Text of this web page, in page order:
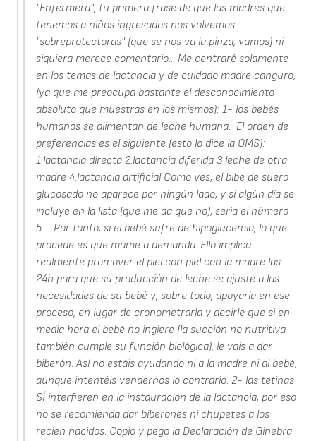
"Enfermera", tu primera frase de que las madres que
tenemos a niños ingresados nos volvemos
"sobreprotectoras" (que se nos va la pinza, vamos) ni
siquiera merece comentario... Me centraré solamente
en los temas de lactancia y de cuidado madre canguro,
(ya que me preocupa bastante el desconocimiento
absoluto que muestras en los mismos): 1- los bebés
humanos se alimentan de leche humana. El orden de
preferencias es el siguiente (esto lo dice la OMS):
1.lactancia directa 2.lactancia diferida 3.leche de otra
madre 4.lactancia artificial Como ves, el bibe de suero
glucosado no aparece por ningún lado, y si algún día se
incluye en la lista (que me da que no), sería el número
5... Por tanto, si el bebé sufre de hipoglucemia, lo que
procede es que mame a demanda. Ello implica
realmente promover el piel con piel con la madre las
24h para que su producción de leche se ajuste a las
necesidades de su bebé y, sobre todo, apoyarla en ese
proceso, en lugar de cronometrarla y decirle que si en
media hora el bebé no ingiere (la succión no nutritiva
también cumple su función biológica), le vais a dar
biberón. Así no estáis ayudando ni a la madre ni al bebé,
aunque intentéis vendernos lo contrario. 2- las tetinas
SÍ interfieren en la instauración de la lactancia, por eso
no se recomienda dar biberones ni chupetes a los
recien nacidos. Copio y pego la Declaración de Ginebra